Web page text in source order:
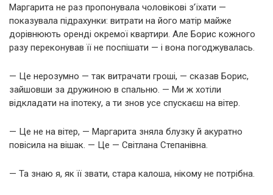
Маргарита не раз пропонувала чоловікові з’їхати —
показувала підрахунки: витрати на його матір майже
дорівнюють оренді окремої квартири. Але Борис кожного
разу переконував її не поспішати — і вона погоджувалась.
— Це нерозумно — так витрачати гроші, — сказав Борис,
зайшовши за дружиною в спальню. — Ми ж хотіли
відкладати на іпотеку, а ти знов усе спускаєш на вітер.
— Це не на вітер, — Маргарита зняла блузку й акуратно
повісила на вішак. — Це — Світлана Степанівна.
— Та знаю я, як її звати, стара калоша, нікому не потрібна.